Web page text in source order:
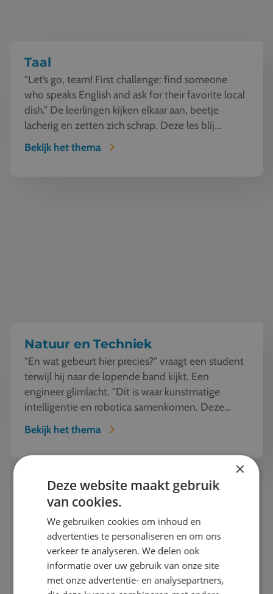
Taal
"Let’s go, team! First challenge: find someone
who speaks English and ask for their favorite local
dish." De leerlingen kijken elkaar aan, beetje
lacherig en zetten zich schrap. Deze les blij...
Bekijk het thema
Natuur en Techniek
"En wat gebeurt hier precies?" vraagt een student
terwijl hij naar de lopende band kijkt. Een
engineer glimlacht. "Dit is waar kunstmatige
intelligentie en robotica samenkomen. Deze
machine ziet, l...
Bekijk het thema
Mode en Design
×
Deze website maakt gebruik
van cookies.
We gebruiken cookies om inhoud en
advertenties te personaliseren en om ons
verkeer te analyseren. We delen ook
informatie over uw gebruik van onze site
met onze advertentie- en analysepartners,